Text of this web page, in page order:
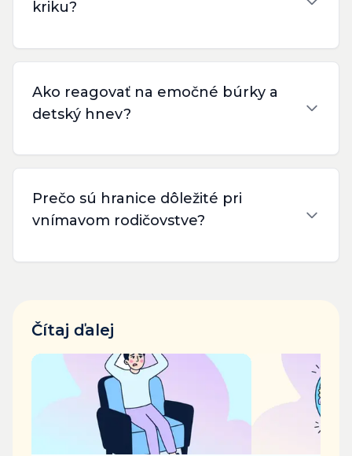
kriku?
Ako reagovať na emočné búrky a
detský hnev?
Prečo sú hranice dôležité pri
vnímavom rodičovstve?
Čítaj ďalej